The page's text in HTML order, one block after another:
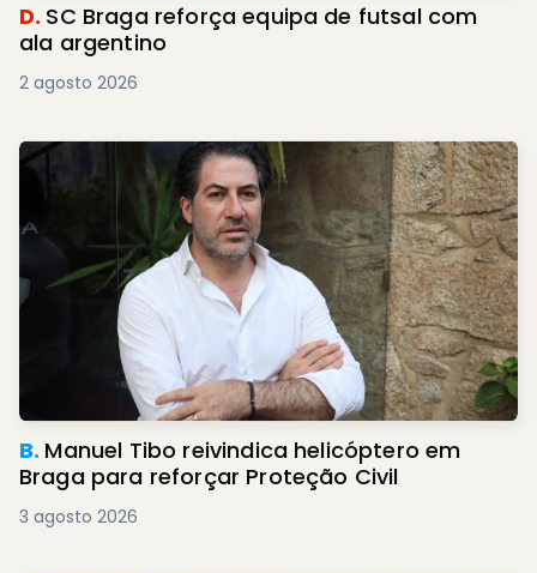
D. SC Braga reforça equipa de futsal com
ala argentino
2 agosto 2026
B. Manuel Tibo reivindica helicóptero em
Braga para reforçar Proteção Civil
3 agosto 2026